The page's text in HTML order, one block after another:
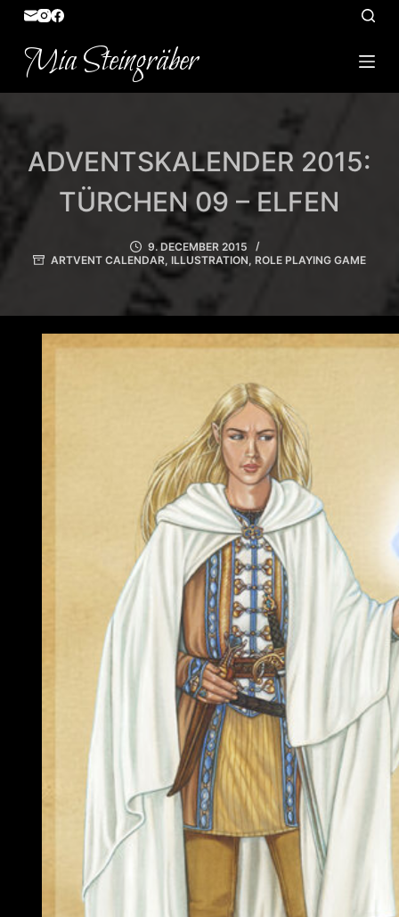
S
k
p
Mia Steingräber
ADVENTSKALENDER 2015:
TÜRCHEN 09 – ELFEN
9. DECEMBER 2015
ARTVENT CALENDAR, ILLUSTRATION, ROLE PLAYING GAME